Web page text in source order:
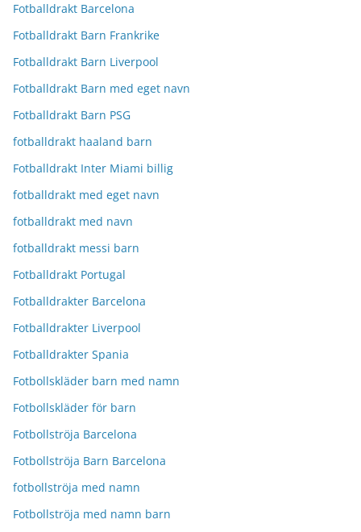
Fotballdrakt Barcelona
Fotballdrakt Barn Frankrike
Fotballdrakt Barn Liverpool
Fotballdrakt Barn med eget navn
Fotballdrakt Barn PSG
fotballdrakt haaland barn
Fotballdrakt Inter Miami billig
fotballdrakt med eget navn
fotballdrakt med navn
fotballdrakt messi barn
Fotballdrakt Portugal
Fotballdrakter Barcelona
Fotballdrakter Liverpool
Fotballdrakter Spania
Fotbollskläder barn med namn
Fotbollskläder för barn
Fotbollströja Barcelona
Fotbollströja Barn Barcelona
fotbollströja med namn
Fotbollströja med namn barn